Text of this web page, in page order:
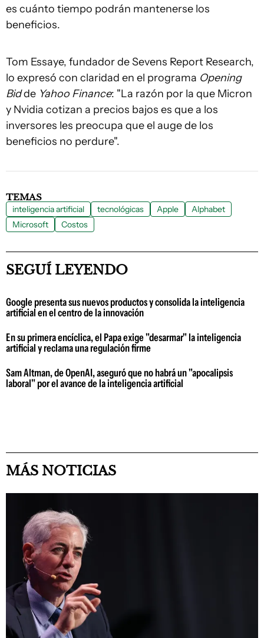
es cuánto tiempo podrán mantenerse los
beneficios.
Tom Essaye, fundador de Sevens Report Research,
lo expresó con claridad en el programa Opening
Bidde Yahoo Finance: "La razón por la que Micron
y Nvidia cotizan a precios bajos es que a los
inversores les preocupa que el auge de los
beneficios no perdure".
TEMAS
inteligencia artificial tecnológicas Apple
Alphabet
Microsoft
Costos
SEGUÍ LEYENDO
Google presenta sus nuevos productos y consolida la inteligencia
artificial en el centro de la innovación
En su primera encíclica, el Papa exige "desarmar" la inteligencia
artificial y reclama una regulación firme
Sam Altman, de OpenAI, aseguró que no habrá un "apocalipsis
laboral" por el avance de la inteligencia artificial
MÁS NOTICIAS